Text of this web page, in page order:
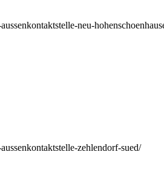
neu-
zehlendorf-sued/